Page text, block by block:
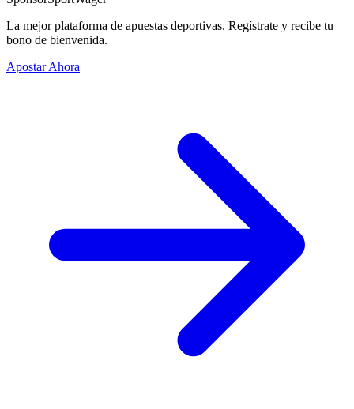
La mejor plataforma de apuestas deportivas. Regístrate y recibe tu
bono de bienvenida.
Apostar Ahora